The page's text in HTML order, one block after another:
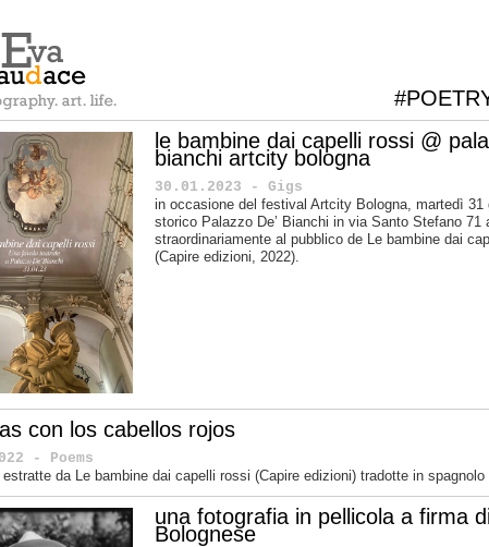
le bambine dai capelli rossi @
bianchi artcity bologna
30.01.2023 - Gigs
in occasione del festival Artcity Bologna, martedì 31
storico Palazzo De’ Bianchi in via Santo Stefano 71
straordinariamente al pubblico de Le bambine dai
(Capire edizioni, 2022).
con los cabellos rojos
- Poems
da Le bambine dai capelli rossi (Capire edizioni) tradotte in spagnolo
una fotografia in pellicola a firma
Bolognese